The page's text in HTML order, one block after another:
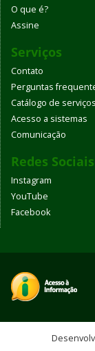
O que é?
Assine
Serviços
Contato
Perguntas
Catálogo de serviços
Acesso a sistemas
Comunicação
Redes Sociais
Instagram
YouTube
Facebook